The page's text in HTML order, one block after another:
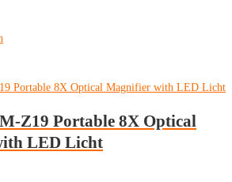
Z19 Portable 8X Optical
LED Licht